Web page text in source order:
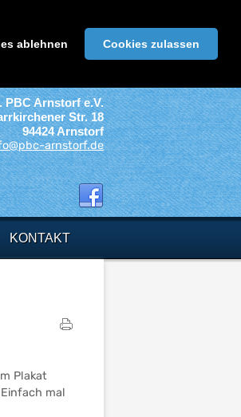
ablehnen Cookies zulassen
PBC Arnstorf e.V.
Str. 18
94424 Arnstorf
arnstorf.de
KONTAKT
Plakat
mal